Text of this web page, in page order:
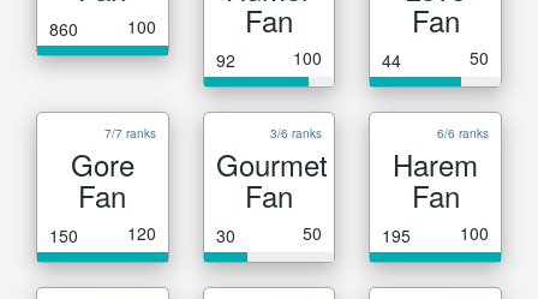
860 100 Fan
92 100
Fan
44 50
7/7 ranks
Gore
Fan
150 120
3/6 ranks
Gourmet
Fan
30 50
6/6 ranks
Harem
Fan
195 100